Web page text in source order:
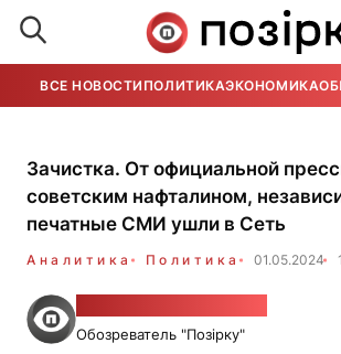
ВСЕ НОВОСТИ ПОЛИТИКАЭКОНОМИКА
Зачистка. От официальной
советским нафталином,
печатные СМИ ушли в Сеть
Аналитика Политика 01.05.2024
Обозреватель "Позірку"